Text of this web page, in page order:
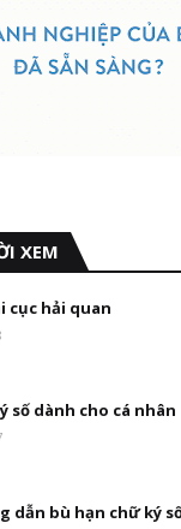
XEM
cục hải quan
số dành cho cá nhân
dẫn bù hạn chữ ký số